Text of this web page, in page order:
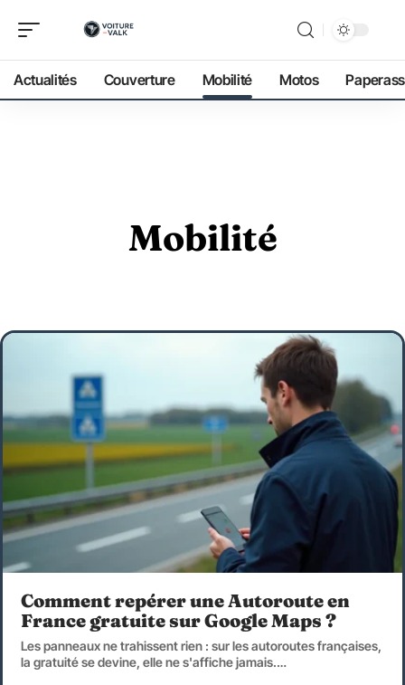
Actualités Couverture Mobilité Motos
Mobilité
Comment repérer une Autoroute en
France gratuite sur Google Maps ?
Les panneaux ne trahissent rien : sur les autoroutes françaises,
la gratuité se devine, elle ne s'affiche jamais.…